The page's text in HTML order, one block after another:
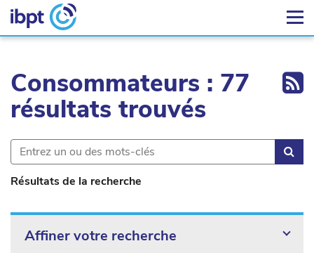
Consommateurs : 77
résultats trouvés
Résultats de la recherche
Affiner votre recherche